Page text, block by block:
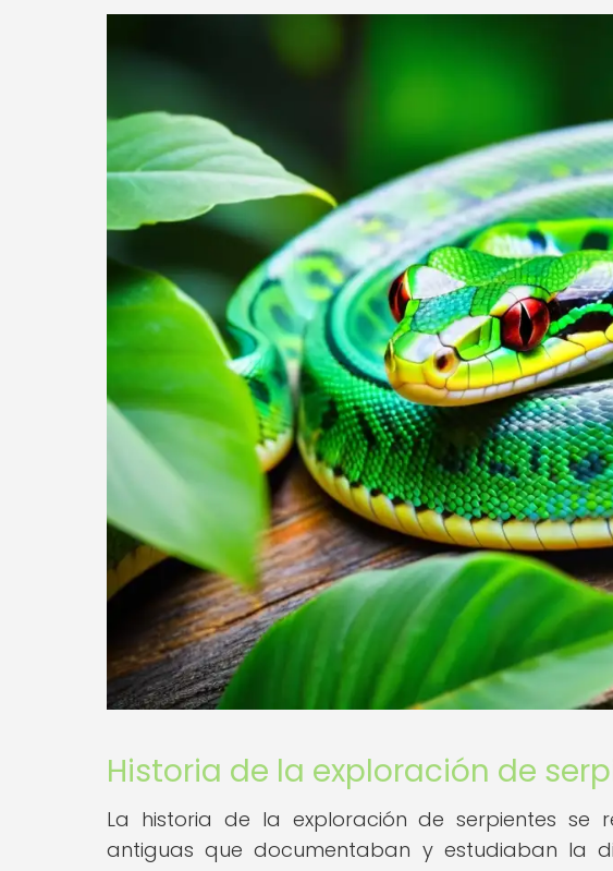
Historia de la exploración de
La historia de la exploración de serpientes se
antiguas que documentaban y estudiaban la